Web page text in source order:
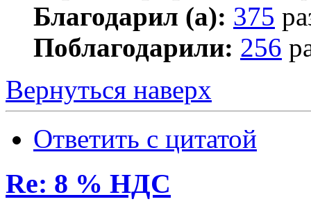
Благодарил (а): 375
Поблагодарили: 256
Вернуться наверх
Ответить с цитатой
Re: 8 % НДС